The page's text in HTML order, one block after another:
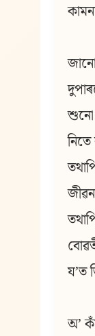
শুনো
নিতে
য’ত
অ’